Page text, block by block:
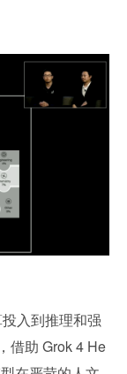
入到推理和强
借助 Grok 4 He